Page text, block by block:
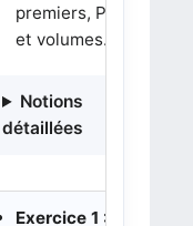
premiers, PGCD
et volumes.
Notions
détaillées
Exercice 1 :